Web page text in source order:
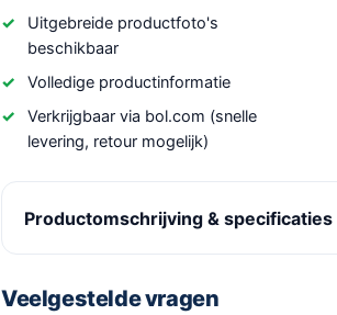
Uitgebreide productfoto's
beschikbaar
Volledige productinformatie
Verkrijgbaar via bol.com (snelle
levering, retour mogelijk)
Productomschrijving & specificaties
Veelgestelde vragen